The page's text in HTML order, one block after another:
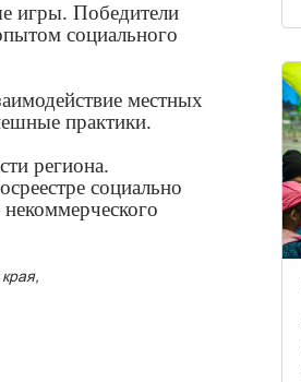
игры. Победители
социального
местных
практики.
региона.
социально